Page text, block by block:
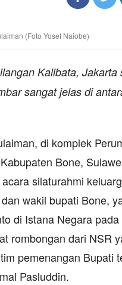
(Foto Yosef Naiobe)
Kalibata, Jakarta
sangat jelas di
di komplek
Bone,
silaturahmi
wakil bupati Bone,
di Istana Negara
rombongan dari NSR
pemenangan Bupati
Pasluddin.